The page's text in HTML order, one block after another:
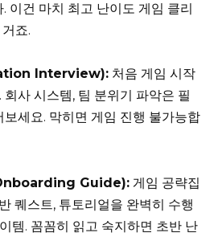
이건 마치 최고 난이도 게임 클리
죠.
Interview): 처음 게임 시작
사 시스템, 팀 분위기 파악은 필
보세요. 막히면 게임 진행 불가능합
Guide): 게임 공략집
퀘스트, 튜토리얼을 완벽히 수행
템. 꼼꼼히 읽고 숙지하면 초반 난